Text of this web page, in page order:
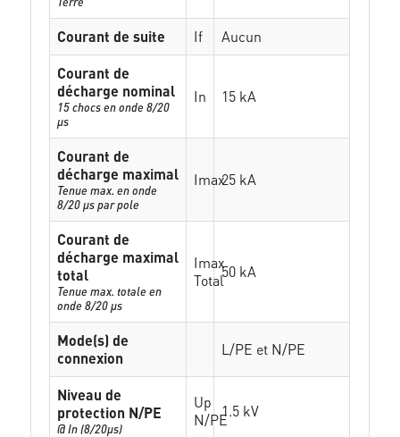
Courant de suite If
Aucun
Courant de
décharge nominal
15 chocs en onde 8/20
µs
In 15 kA
Courant de
décharge maximal
Tenue max. en onde
8/20 µs par pole
Imax25 kA
Courant de
décharge maximal
total
Tenue max. totale en
onde 8/20 µs
Imax
Total50 kA
Mode(s) de
connexion
L/PE et N/PE
Niveau de
protection N/PE
@ In (8/20µs)
Up
N/PE1.5 kV